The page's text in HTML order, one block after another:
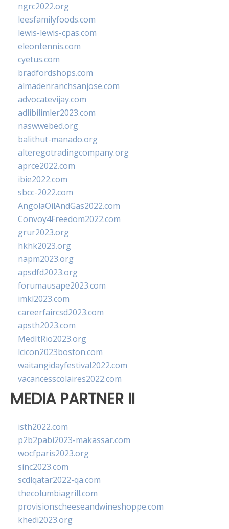
ngrc2022.org
leesfamilyfoods.com
lewis-lewis-cpas.com
eleontennis.com
cyetus.com
bradfordshops.com
almadenranchsanjose.com
advocatevijay.com
adlibilimler2023.com
naswwebed.org
balithut-manado.org
alteregotradingcompany.org
aprce2022.com
ibie2022.com
sbcc-2022.com
AngolaOilAndGas2022.com
Convoy4Freedom2022.com
grur2023.org
hkhk2023.org
napm2023.org
apsdfd2023.org
forumausape2023.com
imkl2023.com
careerfaircsd2023.com
apsth2023.com
MedItRio2023.org
lcicon2023boston.com
waitangidayfestival2022.com
vacancesscolaires2022.com
MEDIA PARTNER II
isth2022.com
p2b2pabi2023-makassar.com
wocfparis2023.org
sinc2023.com
scdlqatar2022-qa.com
thecolumbiagrill.com
provisionscheeseandwineshoppe.com
khedi2023.org